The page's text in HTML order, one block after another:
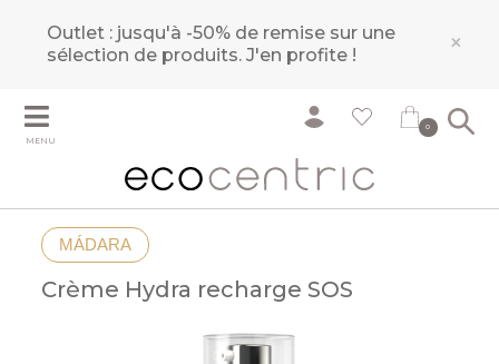
Outlet : jusqu'à -50% de remise sur une
sélection de produits.J'en profite ! ×
MENU
0
MÁDARA
Crème Hydra recharge SOS